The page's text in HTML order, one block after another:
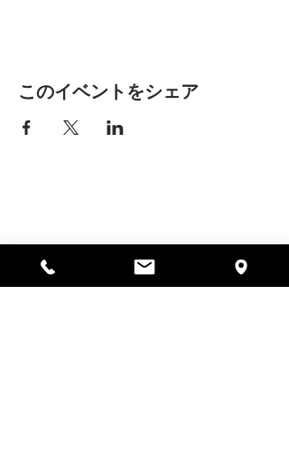
このイベントをシェア
ナー、MA 01440
978-364-0920